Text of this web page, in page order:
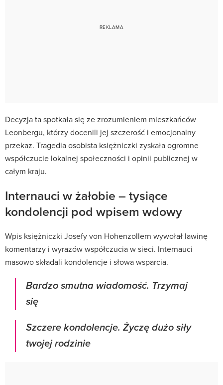
Decyzja ta spotkała się ze zrozumieniem mieszkańców
Leonbergu, którzy docenili jej szczerość i emocjonalny
przekaz. Tragedia osobista księżniczki zyskała ogromne
współczucie lokalnej społeczności i opinii publicznej w
całym kraju.
Internauci w żałobie – tysiące
kondolencji pod wpisem wdowy
Wpis księżniczki Josefy von Hohenzollern wywołał lawinę
komentarzy i wyrazów współczucia w sieci. Internauci
masowo składali kondolencje i słowa wsparcia.
Bardzo smutna wiadomość. Trzymaj
się
Szczere kondolencje. Życzę dużo siły
twojej rodzinie